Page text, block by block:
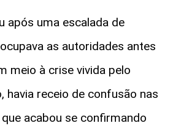
após uma escalada de
as autoridades antes
meio à crise vivida pelo
havia receio de confusão nas
acabou se confirmando